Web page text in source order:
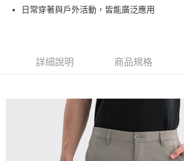
貨到付款
付款後全家取貨
付款後7-11取貨
日常穿著與戶外活動，皆能廣泛應用
詳細說明 商品規格